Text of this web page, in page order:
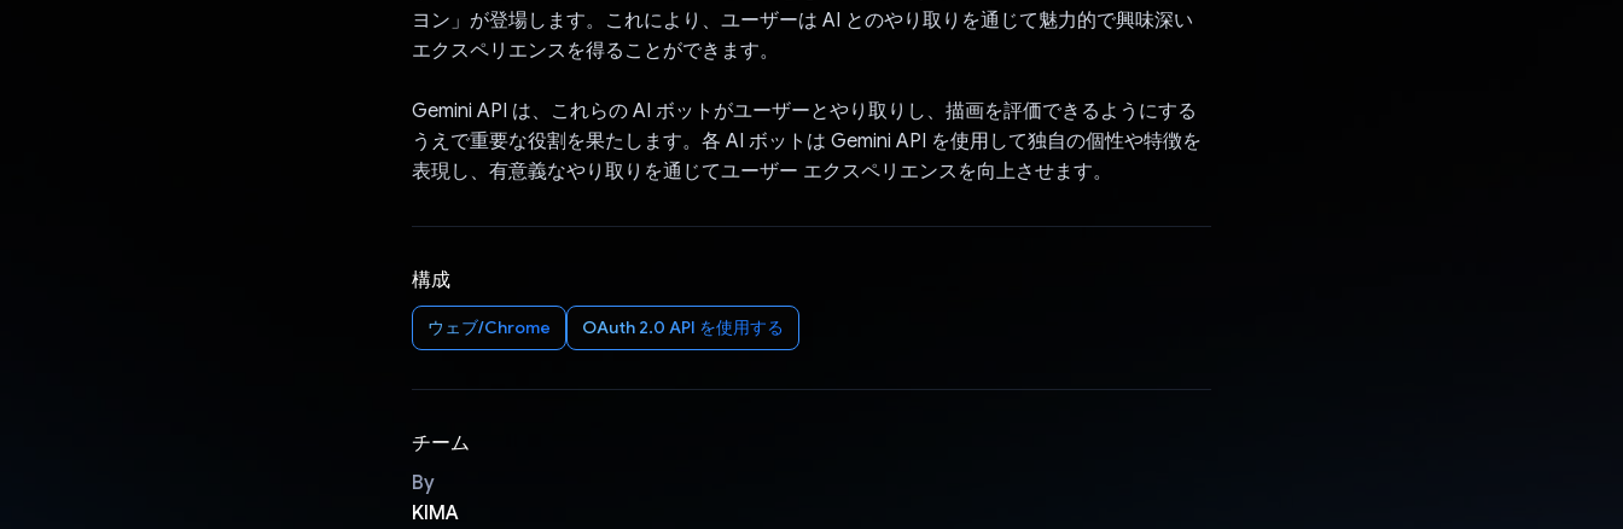
ヨン」が登場します。これにより、ユーザーは AI とのやり取りを通じて魅力的で興味深い
エクスペリエンスを得ることができます。
Gemini API は、これらの AI ボットがユーザーとやり取りし、描画を評価できるようにする
うえで重要な役割を果たします。各 AI ボットは Gemini API を使用して独自の個性や特徴を
表現し、有意義なやり取りを通じてユーザー エクスペリエンスを向上させます。
構成
ウェブ/Chrome OAuth 2.0 API を使用する
チーム
By
KIMA